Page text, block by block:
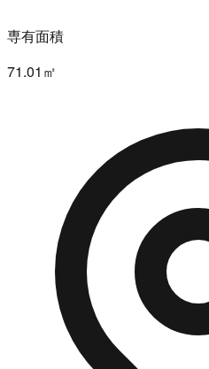
専有面積
71.01㎡